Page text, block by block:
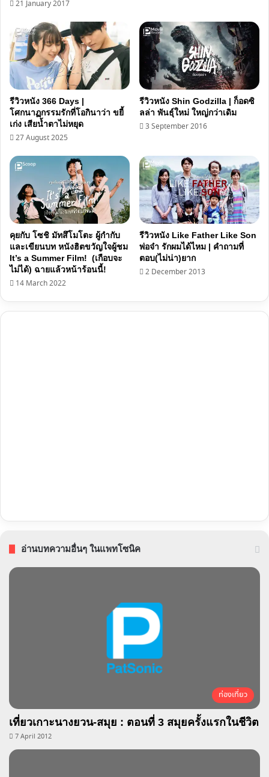
21 January 2017
รีวิวหนัง 366 Days |
โศกนาฏกรรมรักที่โอกินาว่า ขยี้
เก่ง เสียน้ำตาไม่หยุด
27 August 2025
รีวิวหนัง Shin Godzilla | ก็อดซิ
ลล่า พันธุ์ใหม่ ใหญ่กว่าเดิม
3 September 2016
คุยกับ โซชิ มัทสึโมโตะ ผู้กำกับ
และเขียนบท หนังฮิตขวัญใจผู้ชม
It’s a Summer Film! (เกือบจะ
ไม่ได้) ฉายแล้วหน้าร้อนนี้!
14 March 2022
รีวิวหนัง Like Father Like Son
พ่อจ๋า รักผมได้ไหม | คำถามที่
ตอบ(ไม่น่า)ยาก
2 December 2013
อ่านบทความอื่นๆ ในแพทโซนิค
ท่องเที่ยว
เที่ยวเกาะนางยวน-สมุย : ตอนที่ 3 สมุยครั้งแรกในชีวิต
7 April 2012